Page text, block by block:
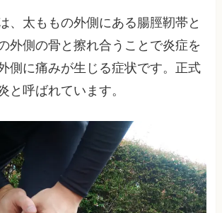
、太ももの外側にある腸脛靭帯と
外側の骨と擦れ合うことで炎症を
側に痛みが生じる症状です。正式
と呼ばれています。